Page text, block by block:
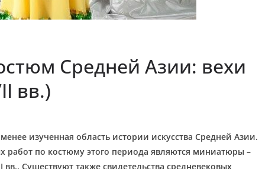
Средней Азии: вехи
вв.)
изученная область истории искусства Средней Азии.
по костюму этого периода являются миниатюры –
Существуют также свидетельства средневековых